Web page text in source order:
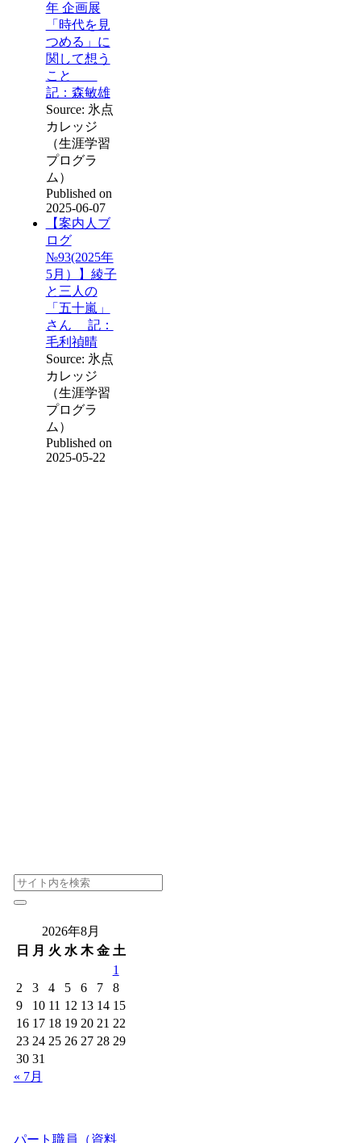
年 企画展
「時代を見
つめる」に
関して想う
こと
記：森敏雄
Source: 氷点
カレッジ
（生涯学習
プログラ
ム）
Published on
2025-06-07
【案内人ブ
ログ
№93(2025年
5月）】綾子
と三人の
「五十嵐」
さん 記：
毛利禎晴
Source: 氷点
カレッジ
（生涯学習
プログラ
ム）
Published on
2025-05-22
2026年8月
日 月 火 水 木 金 土
1
2
3 4 5 6 7
8
9
10 11 12 13 14 15
16 17 18 19 20 21 22
23 24 25 26 27 28 29
30 31
« 7月
パート職員（資料